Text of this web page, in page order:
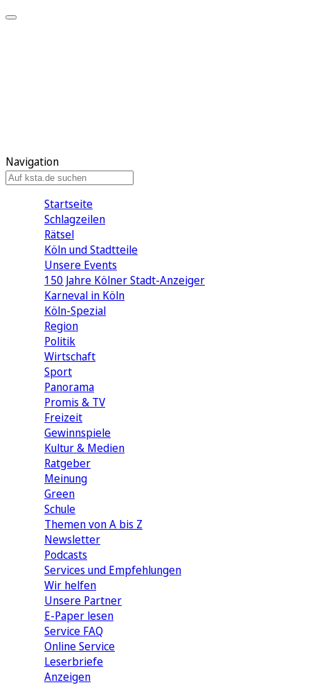
Navigation
Startseite
Schlagzeilen
Rätsel
Köln und Stadtteile
Unsere Events
150 Jahre Kölner Stadt-Anzeiger
Karneval in Köln
Köln-Spezial
Region
Politik
Wirtschaft
Sport
Panorama
Promis & TV
Freizeit
Gewinnspiele
Kultur & Medien
Ratgeber
Meinung
Green
Schule
Themen von A bis Z
Newsletter
Podcasts
Services und Empfehlungen
Wir helfen
Unsere Partner
E-Paper lesen
Service FAQ
Online Service
Leserbriefe
Anzeigen